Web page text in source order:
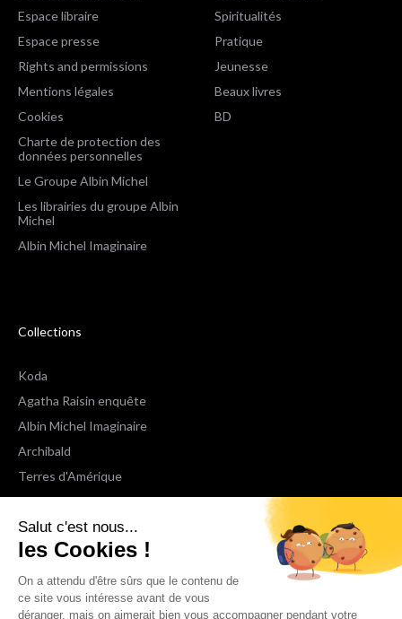
Salut c'est nous...
les Cookies !
On a attendu d'être sûrs que le contenu de
ce site vous intéresse avant de vous
déranger, mais on aimerait bien vous accompagner pendant votre
Espace libraire
Espace presse
Rights and permissions
Mentions légales
Cookies
Charte de protection des
données personnelles
Le Groupe Albin Michel
Les librairies du groupe Albin
Michel
Albin Michel Imaginaire
Spiritualités
Pratique
Jeunesse
Beaux livres
BD
Collections
Koda
Agatha Raisin enquête
Albin Michel Imaginaire
Archibald
Terres d'Amérique
Espaces Libres Poche
NOX
Wiz
Voir toutes les collections